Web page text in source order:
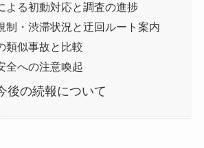
よる初動対応と調査の進捗
制・渋滞状況と迂回ルート案内
類似事故と比較
全への注意喚起
後の続報について